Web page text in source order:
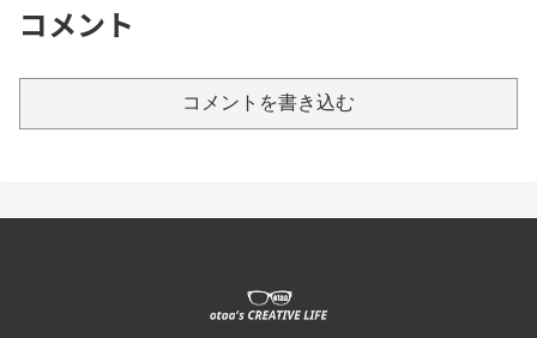
コメント
コメントを書き込む